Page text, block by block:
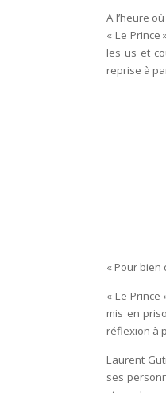
A l’heure
« Le
les us et
reprise à
« Pour
« Le
mis en
réflexion à
Laurent
ses